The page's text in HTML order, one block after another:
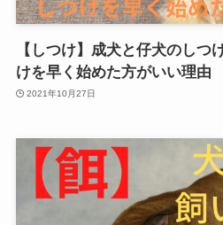
【しつけ】成犬と仔犬のしつ
けを早く始めた方がいい理由
2021年10月27日